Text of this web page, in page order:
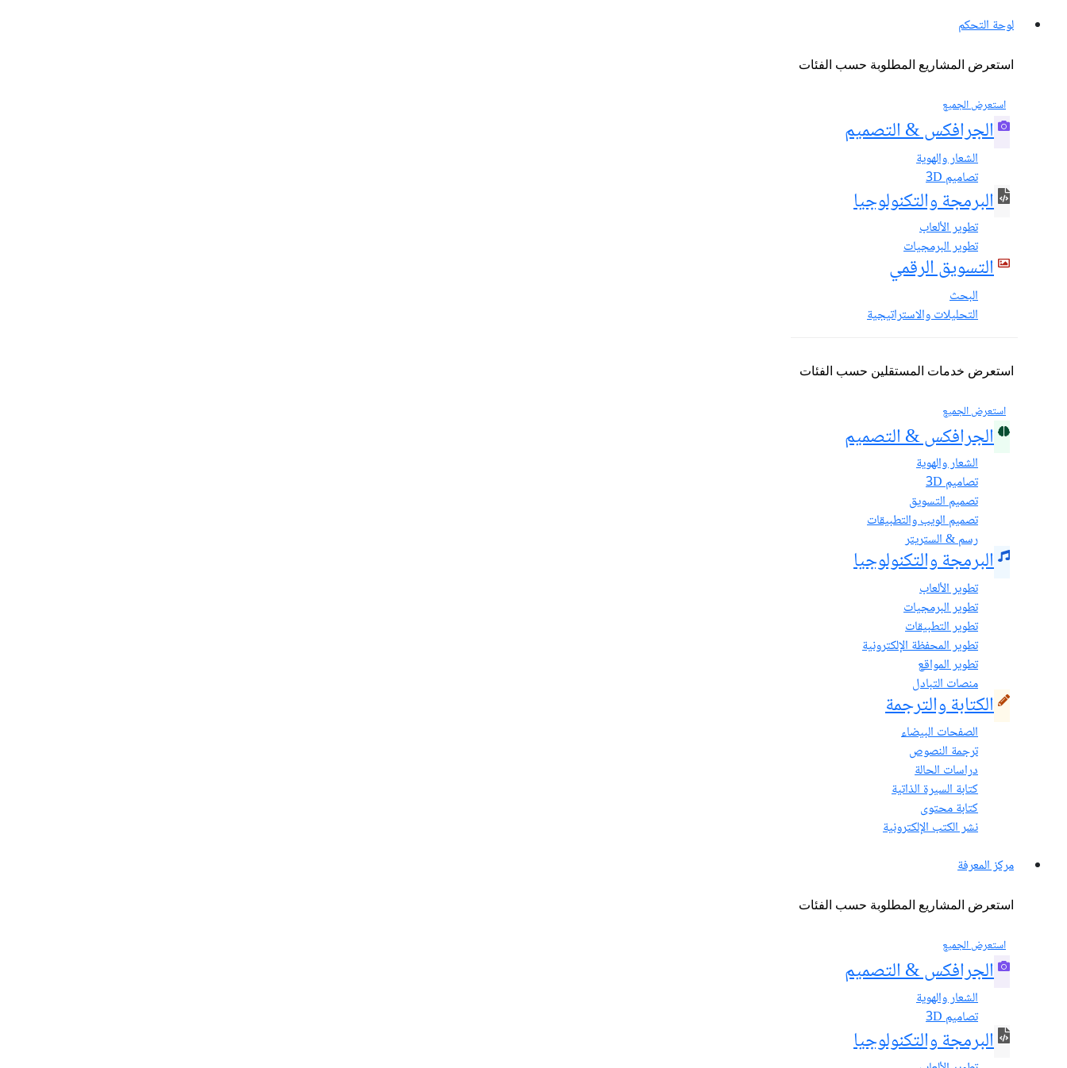
لوحة التحكم
استعرض المشاريع المطلوبة حسب الفئات
استعرض الجميع
الجرافكس & التصميم
الشعار والهوية
تصاميم 3D
البرمجة والتكنولوجيا
تطوير الألعاب
تطوير البرمجيات
التسويق الرقمي
البحث
التحليلات والاستراتيجية
استعرض خدمات المستقلين حسب الفئات
استعرض الجميع
الجرافكس & التصميم
الشعار والهوية
تصاميم 3D
تصميم التسويق
تصميم الويب والتطبيقات
رسم & الستريتر
البرمجة والتكنولوجيا
تطوير الألعاب
تطوير البرمجيات
تطوير التطبيقات
تطوير المحفظة الإلكترونية
تطوير المواقع
منصات التبادل
الكتابة والترجمة
الصفحات البيضاء
ترجمة النصوص
دراسات الحالة
كتابة السيرة الذاتية
كتابة محتوى
نشر الكتب الإلكترونية
مركز المعرفة
استعرض المشاريع المطلوبة حسب الفئات
استعرض الجميع
الجرافكس & التصميم
الشعار والهوية
تصاميم 3D
البرمجة والتكنولوجيا